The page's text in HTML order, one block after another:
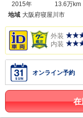
2015年
13.6万km
地域 大阪府寝屋川市
外装
内装
オンライン予約
在